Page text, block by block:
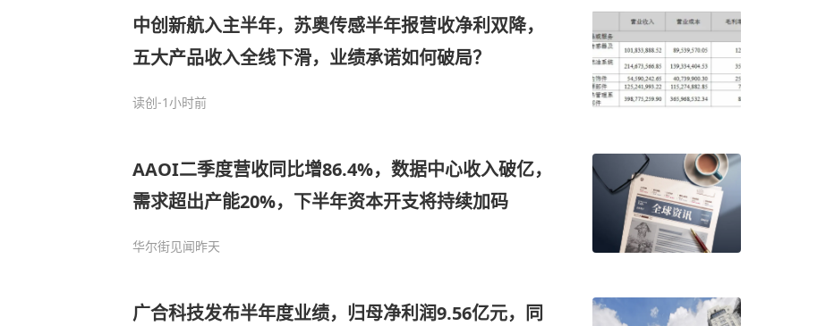
中创新航入主半年，苏奥传感半年报营收净利双降，
五大产品收入全线下滑，业绩承诺如何破局？
读创-1小时前
AAOI二季度营收同比增86.4%，数据中心收入破亿，
需求超出产能20%，下半年资本开支将持续加码
华尔街见闻昨天
广合科技发布半年度业绩，归母净利润9.56亿元，同